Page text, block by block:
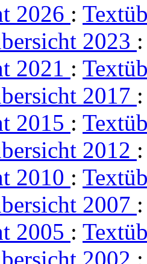
2026 :
2023
2021 :
2017
2015 :
2012
2010 :
2007
2005 :